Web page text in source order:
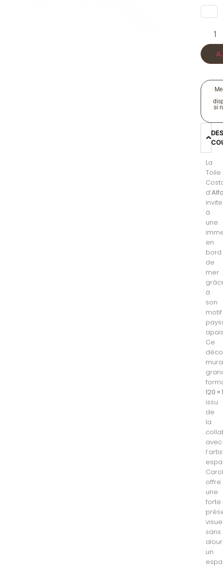
si
La
Toile
d’
invite
à
une
en
bord
de
mer
à
son
motif
Ce
120 ×
issu
de
la
avec
offre
une
forte
sans
un